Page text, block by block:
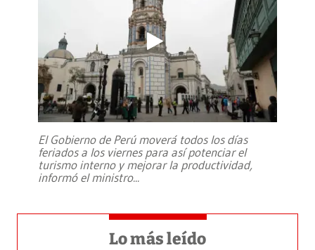
El Gobierno de Perú moverá todos los días
feriados a los viernes para así potenciar el
turismo interno y mejorar la productividad,
informó el ministro...
Lo más leído